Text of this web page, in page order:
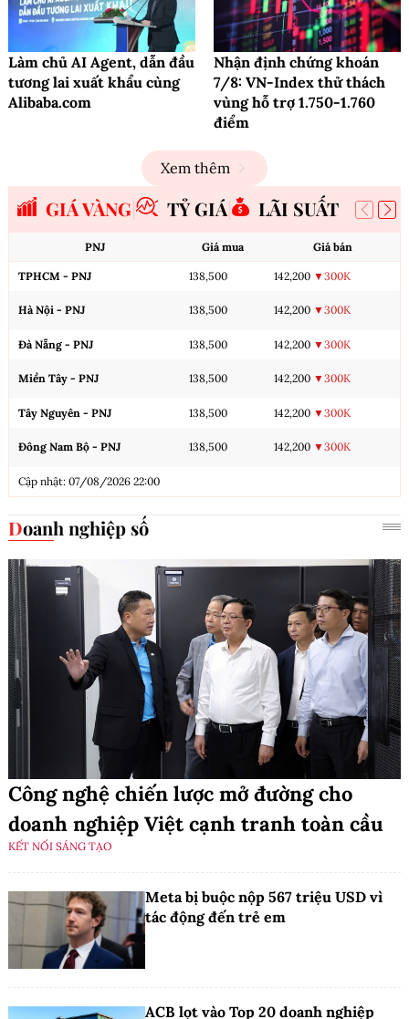
Làm chủ AI Agent, dẫn đầu
tương lai xuất khẩu cùng
Alibaba.com
Nhận định chứng khoán
7/8: VN-Index thử thách
vùng hỗ trợ 1.750-1.760
điểm
Xem thêm
GIÁ VÀNG TỶ GIÁ LÃI SUẤT
PNJ Giá mua Giá bán
TPHCM - PNJ 138,500 142,200 ▼300K
Hà Nội - PNJ 138,500 142,200 ▼300K
Đà Nẵng - PNJ 138,500 142,200 ▼300K
Miền Tây - PNJ 138,500 142,200 ▼300K
Tây Nguyên - PNJ 138,500 142,200 ▼300K
Đông Nam Bộ - PNJ 138,500 142,200 ▼300K
Cập nhật: 07/08/2026 22:00
Doanh nghiệp số
Công nghệ chiến lược mở đường cho
doanh nghiệp Việt cạnh tranh toàn cầu
KẾT NỐI SÁNG TẠO
Meta bị buộc nộp 567 triệu USD vì
tác động đến trẻ em
ACB lọt vào Top 20 doanh nghiệp